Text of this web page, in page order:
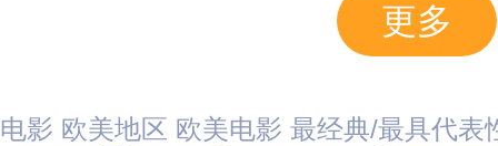
更多
电影 欧美地区 欧美电影 最经典/最具代表